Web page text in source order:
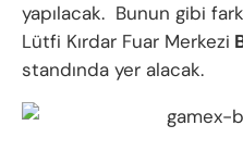
yapılacak. Bunun gibi
Lütfi Kırdar Fuar Merkezi
standında yer alacak.